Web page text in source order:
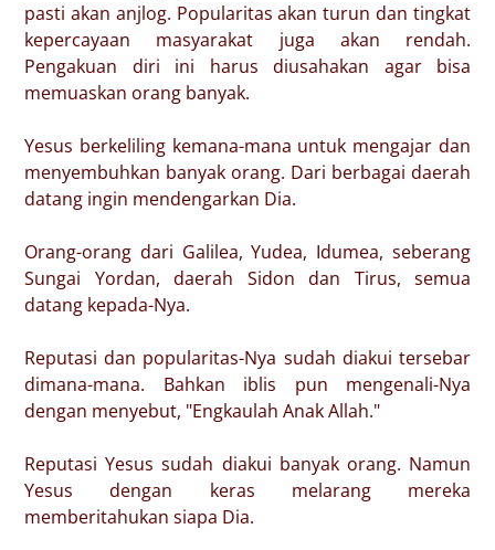
pasti akan anjlog. Popularitas akan turun dan tingkat
kepercayaan masyarakat juga akan rendah.
Pengakuan diri ini harus diusahakan agar bisa
memuaskan orang banyak.
Yesus berkeliling kemana-mana untuk mengajar dan
menyembuhkan banyak orang. Dari berbagai daerah
datang ingin mendengarkan Dia.
Orang-orang dari Galilea, Yudea, Idumea, seberang
Sungai Yordan, daerah Sidon dan Tirus, semua
datang kepada-Nya.
Reputasi dan popularitas-Nya sudah diakui tersebar
dimana-mana. Bahkan iblis pun mengenali-Nya
dengan menyebut, "Engkaulah Anak Allah."
Reputasi Yesus sudah diakui banyak orang. Namun
Yesus dengan keras melarang mereka
memberitahukan siapa Dia.